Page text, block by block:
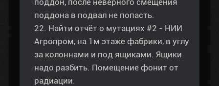
поддона в подвал не попасть.
22. Найти отчёт о мутациях #2 - НИИ
Агропром, на 1м этаже фабрики, в углу
за колоннами и под ящиками. Ящики
надо разбить. Помещение фонит от
радиации.